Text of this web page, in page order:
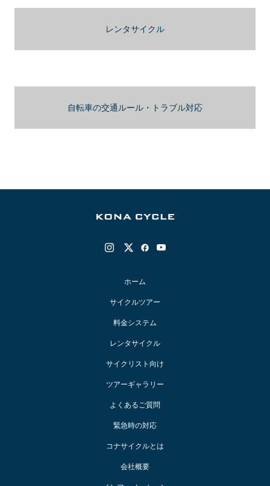
レンタサイクル
自転車の交通ルール・トラブル対応
ホーム
サイクルツアー
料金システム
レンタサイクル
サイクリスト向け
ツアーギャラリー
よくあるご質問
緊急時の対応
コナサイクルとは
会社概要